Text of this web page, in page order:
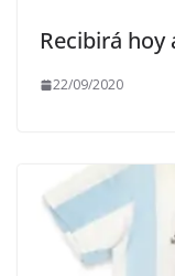
Recibirá hoy
22/09/2020